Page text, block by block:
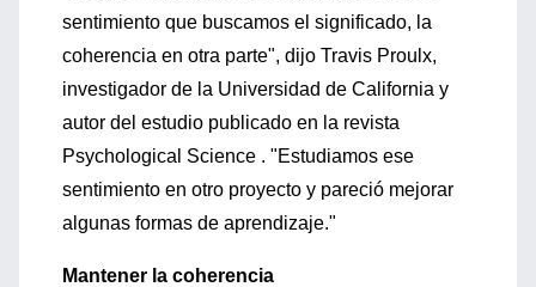
sentimiento que buscamos el significado, la
coherencia en otra parte", dijo Travis Proulx,
investigador de la Universidad de California y
autor del estudio publicado en la revista
Psychological Science . "Estudiamos ese
sentimiento en otro proyecto y pareció mejorar
algunas formas de aprendizaje."
Mantener la coherencia